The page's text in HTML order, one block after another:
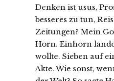
Denken ist usus,
besseres zu tun,
Zeitungen? Mein
Horn. Einhorn
wollte. Sieben auf
Akte. Wie sonst,